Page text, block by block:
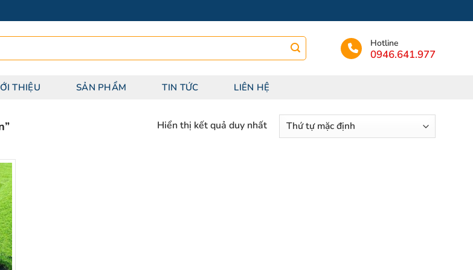
Hotline
0946.641.977
THIỆU SẢN PHẨM TIN TỨC LIÊN HỆ
Hiển thị kết quả duy nhất